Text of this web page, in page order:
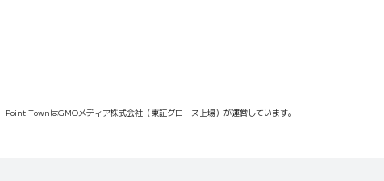
Point TownはGMOメディア株式会社（東証グロース上場）が運営しています。